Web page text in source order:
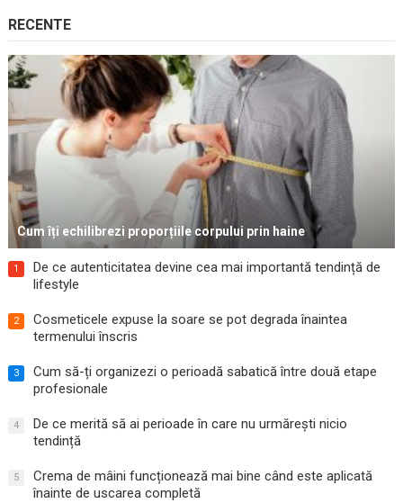
RECENTE
Cum îți echilibrezi proporțiile corpului prin haine
1
De ce autenticitatea devine cea mai importantă tendință de
lifestyle
2
Cosmeticele expuse la soare se pot degrada înaintea
termenului înscris
3
Cum să-ți organizezi o perioadă sabatică între două etape
profesionale
4
De ce merită să ai perioade în care nu urmărești nicio
tendință
5
Crema de mâini funcționează mai bine când este aplicată
înainte de uscarea completă